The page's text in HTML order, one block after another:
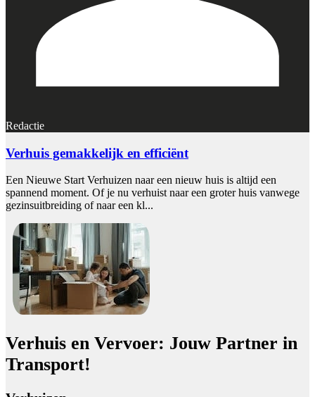
Redactie
Verhuis gemakkelijk en efficiënt
Een Nieuwe Start Verhuizen naar een nieuw huis is altijd een
spannend moment. Of je nu verhuist naar een groter huis vanwege
gezinsuitbreiding of naar een kl...
Verhuis en Vervoer: Jouw Partner in
Transport!